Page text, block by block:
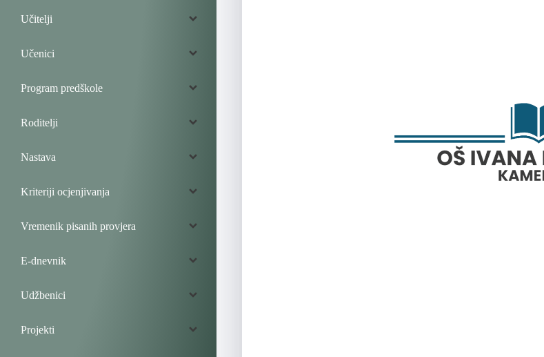
Učitelji
Učenici
Program predškole
Roditelji
Nastava
Kriteriji ocjenjivanja
Vremenik pisanih provjera
E-dnevnik
Udžbenici
Projekti